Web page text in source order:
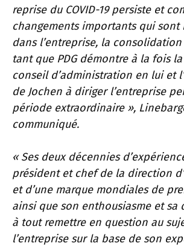
reprise du COVID-19 persiste et
changements importants qui sont
dans l’entreprise, la
tant que PDG démontre à la fois
conseil d’administration en lui et
de Jochen à diriger l’entreprise
période extraordinaire »,
communiqué.
« Ses deux décennies
président et chef de la direction
et d’une marque mondiales de
ainsi que son enthousiasme et sa
à tout remettre en question au
l’entreprise sur la base de son